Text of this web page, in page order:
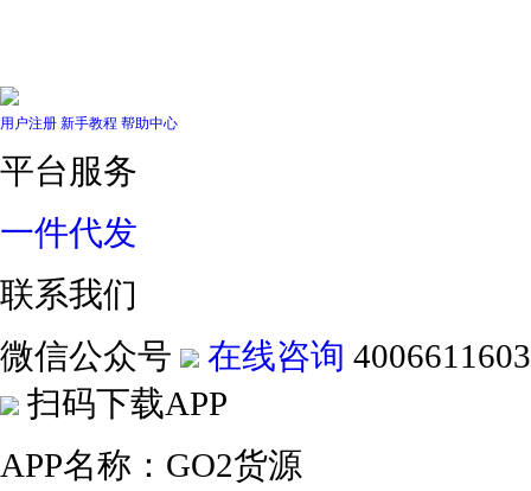
用户注册 新手教程 帮助中心
平台服务
一件代发
联系我们
微信公众号
在线咨询 4006611603
扫码下载APP
APP名称：GO2货源